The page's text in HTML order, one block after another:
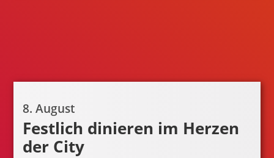
8. August
Festlich dinieren im Herzen
der City